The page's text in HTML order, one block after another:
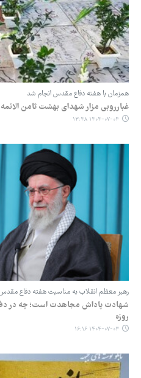
همزمان با هفته دفاع مقدس انجام شد
غبارروبی مزار شهدای بهشت ثامن
۱۴۰۴-۰۷-۰۴ ۱۳:۴۸
رهبر معظم انقلاب به مناسبت هفته دفاع مقدس
روزه
۱۴۰۴-۰۷-۰۳ ۱۶:۱۶